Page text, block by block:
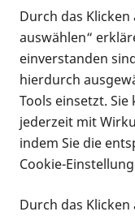
Infomaterial
Infomaterial
Vorlesen
Durch das
auswählen“
einverstanden
hierdurch
Tools einsetzt.
jederzeit mit
indem Sie die
Cookie-
Durch das